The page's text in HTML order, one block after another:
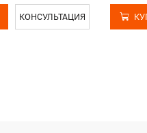
КОНСУЛЬТАЦИЯ